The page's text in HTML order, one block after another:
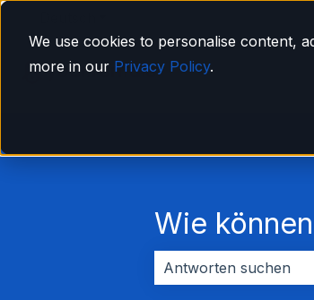
We use cookies to personalise content,
more in our Privacy Policy.
Wie